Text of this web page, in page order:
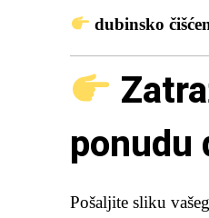
dubinsko
ponudu
Pošaljite sliku